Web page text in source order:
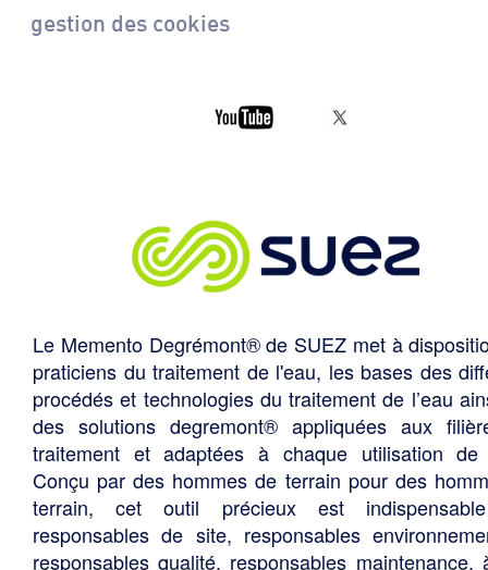
gestion des cookies
Le Memento Degrémont® de SUEZ met à
praticiens du traitement de l'eau, les bases des
procédés et technologies du traitement de l’eau
des solutions degremont® appliquées aux
traitement et adaptées à chaque utilisation de
Conçu par des hommes de terrain pour des
terrain, cet outil précieux est
responsables de site, responsables
responsables qualité, responsables maintenance,